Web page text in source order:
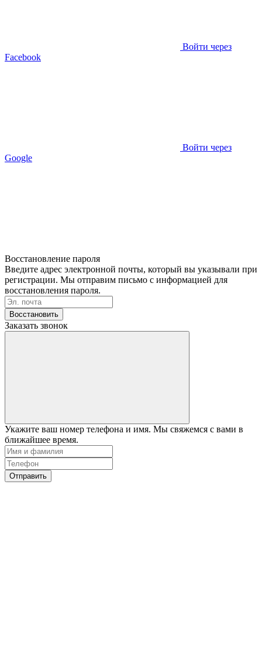
Войти через
Facebook
Войти через
Google
Восстановление пароля
Введите адрес электронной почты, который вы указывали при
регистрации. Мы отправим письмо с информацией для
восстановления пароля.
Восстановить
Заказать звонок
Укажите ваш номер телефона и имя. Мы свяжемся с вами в
ближайшее время.
Отправить